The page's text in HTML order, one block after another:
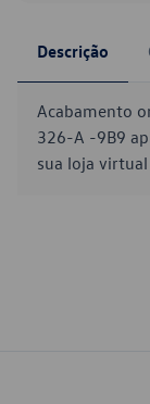
Descrição
Acabamento
326-A -9B9
sua loja